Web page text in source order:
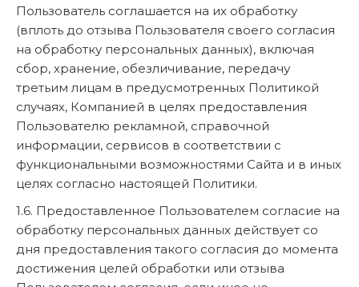
Пользователь соглашается на их обработку
(вплоть до отзыва Пользователя своего согласия
на обработку персональных данных), включая
сбор, хранение, обезличивание, передачу
третьим лицам в предусмотренных Политикой
случаях, Компанией в целях предоставления
Пользователю рекламной, справочной
информации, сервисов в соответствии с
функциональными возможностями Сайта и в иных
целях согласно настоящей Политики.
1.6. Предоставленное Пользователем согласие на
обработку персональных данных действует со
дня предоставления такого согласия до момента
достижения целей обработки или отзыва